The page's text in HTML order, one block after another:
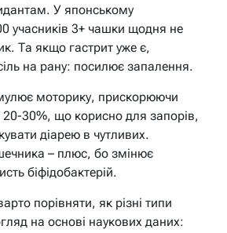
У японському
учасників 3+ чашки щодня не
Та якщо гастрит уже є,
на рану: посилює запалення.
моторику, прискорюючи
20-30%, що корисно для запорів,
діарею в чутливих.
– плюс, бо змінює
біфідобактерій.
порівняти, як різні типи
на основі наукових даних: